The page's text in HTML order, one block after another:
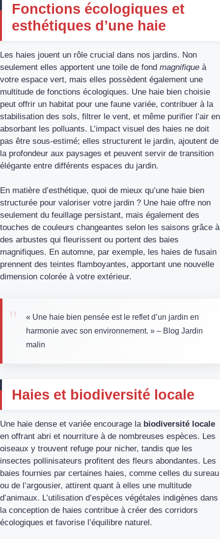
Fonctions écologiques et
esthétiques d’une haie
Les haies jouent un rôle crucial dans nos jardins. Non
seulement elles apportent une toile de fond magnifique à
votre espace vert, mais elles possèdent également une
multitude de fonctions écologiques. Une haie bien choisie
peut offrir un habitat pour une faune variée, contribuer à la
stabilisation des sols, filtrer le vent, et même purifier l’air en
absorbant les polluants. L’impact visuel des haies ne doit
pas être sous-estimé; elles structurent le jardin, ajoutent de
la profondeur aux paysages et peuvent servir de transition
élégante entre différents espaces du jardin.
En matière d’esthétique, quoi de mieux qu’une haie bien
structurée pour valoriser votre jardin ? Une haie offre non
seulement du feuillage persistant, mais également des
touches de couleurs changeantes selon les saisons grâce à
des arbustes qui fleurissent ou portent des baies
magnifiques. En automne, par exemple, les haies de fusain
prennent des teintes flamboyantes, apportant une nouvelle
dimension colorée à votre extérieur.
« Une haie bien pensée est le reflet d’un jardin en
harmonie avec son environnement. » – Blog Jardin
malin
Haies et biodiversité locale
Une haie dense et variée encourage la biodiversité locale
en offrant abri et nourriture à de nombreuses espèces. Les
oiseaux y trouvent refuge pour nicher, tandis que les
insectes pollinisateurs profitent des fleurs abondantes. Les
baies fournies par certaines haies, comme celles du sureau
ou de l’argousier, attirent quant à elles une multitude
d’animaux. L’utilisation d’espèces végétales indigènes dans
la conception de haies contribue à créer des corridors
écologiques et favorise l’équilibre naturel.